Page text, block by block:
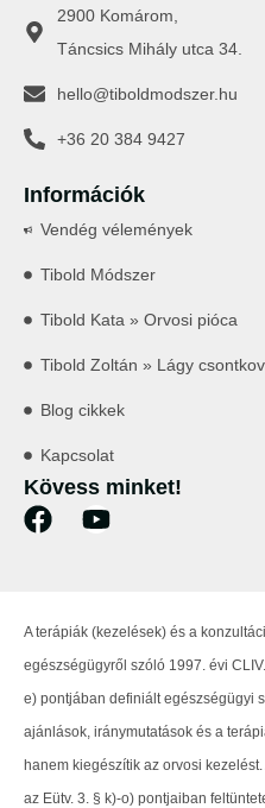
2900 Komárom,
Táncsics Mihály utca 34.
hello@tiboldmodszer.hu
+36 20 384 9427
Információk
Vendég vélemények
Tibold Módszer
Tibold Kata » Orvosi pióca
Tibold Zoltán » Lágy
Blog cikkek
Kapcsolat
Kövess minket!
A terápiák (kezelések) és a
egészségügyről szóló 1997. évi
e) pontjában definiált egészségügyi
ajánlások, iránymutatások és a
hanem kiegészítik az orvosi
az Eütv. 3. § k)-o) pontjaiban